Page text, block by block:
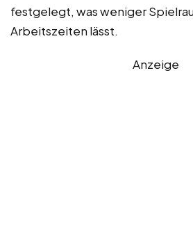
festgelegt, was weniger
Arbeitszeiten lässt.
Anzeige